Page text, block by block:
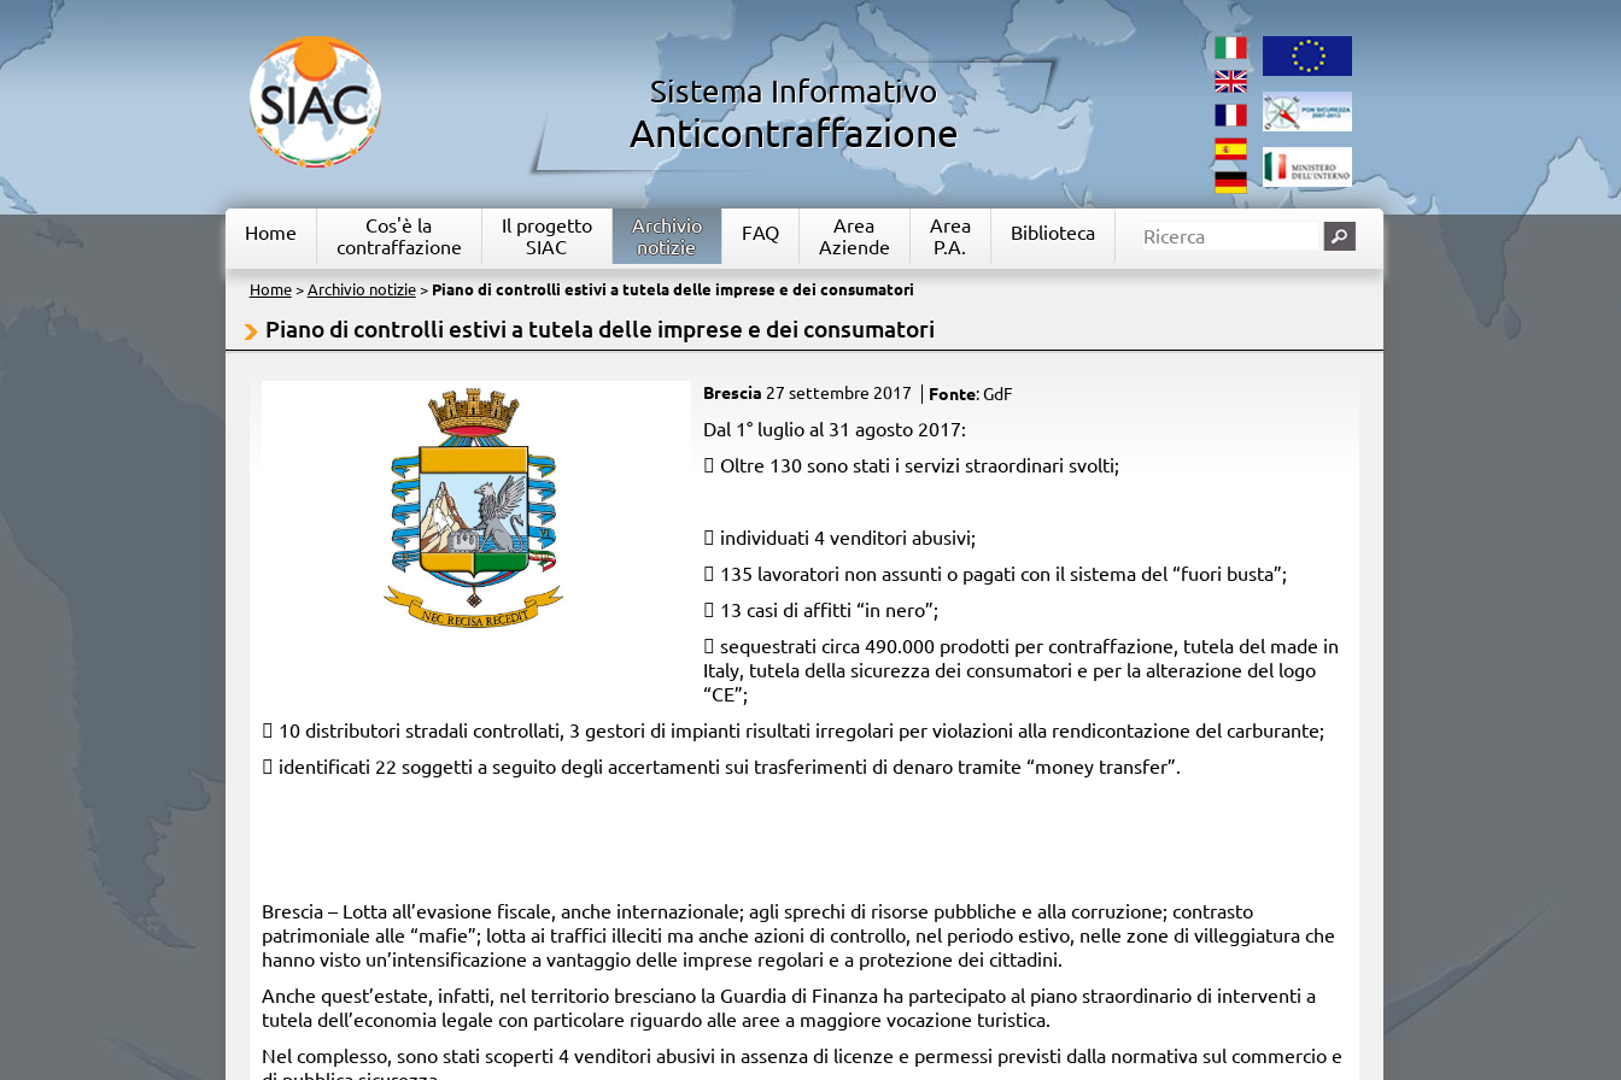
Sistema Informativo
Anticontraffazione
Home
Cos'è la
contraffazione
Il progetto
SIAC
Archivio
notizie
FAQ
Area
Aziende
Area
P.A.
Biblioteca
Home> Archivio notizie> Piano di controlli estivi a tutela delle imprese e dei consumatori
Piano di controlli estivi a tutela delle imprese e dei consumatori
Brescia 27 settembre 2017 Fonte: GdF
​Dal 1° luglio al 31 agosto 2017:
 Oltre 130 sono stati i servizi straordinari svolti;
 individuati 4 venditori abusivi;
 135 lavoratori non assunti o pagati con il sistema del “fuori busta”;
 13 casi di affitti “in nero”;
 sequestrati circa 490.000 prodotti per contraffazione, tutela del made in
Italy, tutela della sicurezza dei consumatori e per la alterazione del logo
“CE”;
 10 distributori stradali controllati, 3 gestori di impianti risultati irregolari per violazioni alla rendicontazione del carburante;
 identificati 22 soggetti a seguito degli accertamenti sui trasferimenti di denaro tramite “money transfer”.
Brescia – Lotta all’evasione fiscale, anche internazionale; agli sprechi di risorse pubbliche e alla corruzione; contrasto
patrimoniale alle “mafie”; lotta ai traffici illeciti ma anche azioni di controllo, nel periodo estivo, nelle zone di villeggiatura che
hanno visto un’intensificazione a vantaggio delle imprese regolari e a protezione dei cittadini.
Anche quest’estate, infatti, nel territorio bresciano la Guardia di Finanza ha partecipato al piano straordinario di interventi a
tutela dell’economia legale con particolare riguardo alle aree a maggiore vocazione turistica.
Nel complesso, sono stati scoperti 4 venditori abusivi in assenza di licenze e permessi previsti dalla normativa sul commercio e